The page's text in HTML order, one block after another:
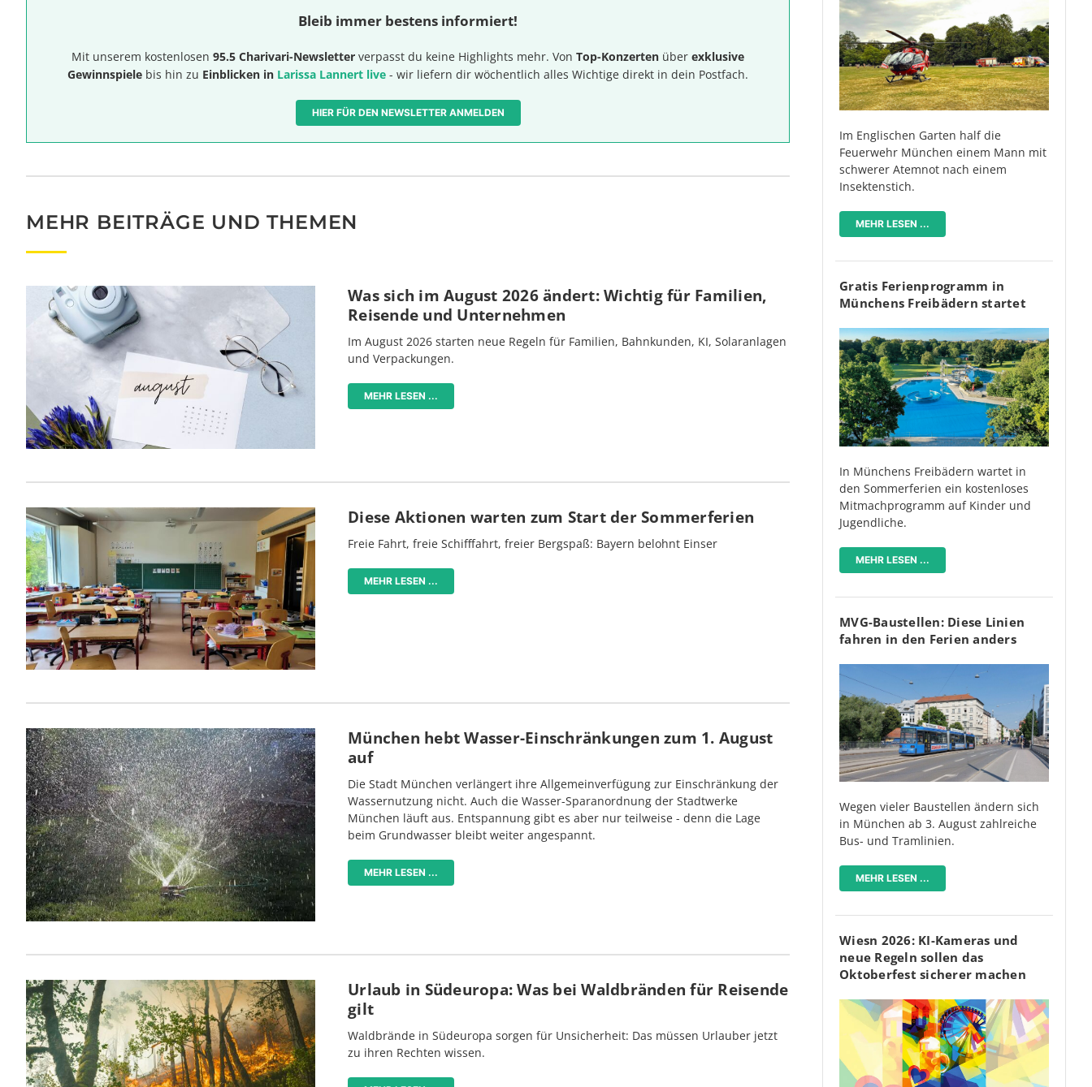
Bleib immer bestens informiert!
Mit unserem kostenlosen 95.5 Charivari-Newsletter verpasst du keine Highlights mehr. Von Top-Konzerten über exklusive
Gewinnspiele bis hin zu Einblicken in Larissa Lannert live - wir liefern dir wöchentlich alles Wichtige direkt in dein Postfach.
HIER FÜR DEN NEWSLETTER ANMELDEN
MEHR BEITRÄGE UND THEMEN
Was sich im August 2026 ändert: Wichtig für Familien,
Reisende und Unternehmen
Im August 2026 starten neue Regeln für Familien, Bahnkunden, KI, Solaranlagen
und Verpackungen.
MEHR LESEN ...
Diese Aktionen warten zum Start der Sommerferien
Freie Fahrt, freie Schifffahrt, freier Bergspaß: Bayern belohnt Einser
MEHR LESEN ...
München hebt Wasser-Einschränkungen zum 1. August
auf
Die Stadt München verlängert ihre Allgemeinverfügung zur Einschränkung der
Wassernutzung nicht. Auch die Wasser-Sparanordnung der Stadtwerke
München läuft aus. Entspannung gibt es aber nur teilweise - denn die Lage
beim Grundwasser bleibt weiter angespannt.
MEHR LESEN ...
Urlaub in Südeuropa: Was bei Waldbränden für Reisende
gilt
Waldbrände in Südeuropa sorgen für Unsicherheit: Das müssen Urlauber jetzt
zu ihren Rechten wissen.
Im Englischen Garten half die
Feuerwehr München einem Mann mit
schwerer Atemnot nach einem
Insektenstich.
MEHR LESEN ...
Gratis Ferienprogramm in
Münchens Freibädern startet
In Münchens Freibädern wartet in
den Sommerferien ein kostenloses
Mitmachprogramm auf Kinder und
Jugendliche.
MEHR LESEN ...
MVG-Baustellen: Diese Linien
fahren in den Ferien anders
Wegen vieler Baustellen ändern sich
in München ab 3. August zahlreiche
Bus- und Tramlinien.
MEHR LESEN ...
Wiesn 2026: KI-Kameras und
neue Regeln sollen das
Oktoberfest sicherer machen